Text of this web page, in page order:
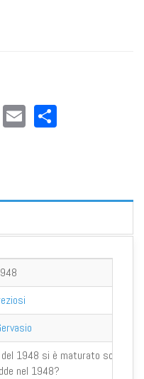
LinkedIn
Email
1948 si è maturato
nel 1948?